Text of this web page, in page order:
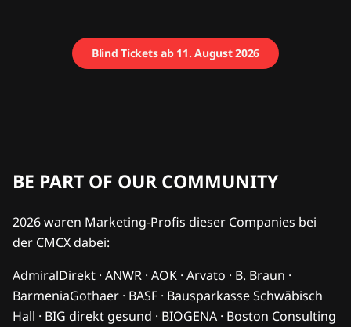
Blind Tickets ab 11. August 2026
BE PART OF OUR COMMUNITY
2026 waren Marketing-Profis dieser Companies bei
der CMCX dabei:
AdmiralDirekt · ANWR · AOK · Arvato · B. Braun ·
BarmeniaGothaer · BASF · Bausparkasse Schwäbisch
Hall · BIG direkt gesund · BIOGENA · Boston Consulting